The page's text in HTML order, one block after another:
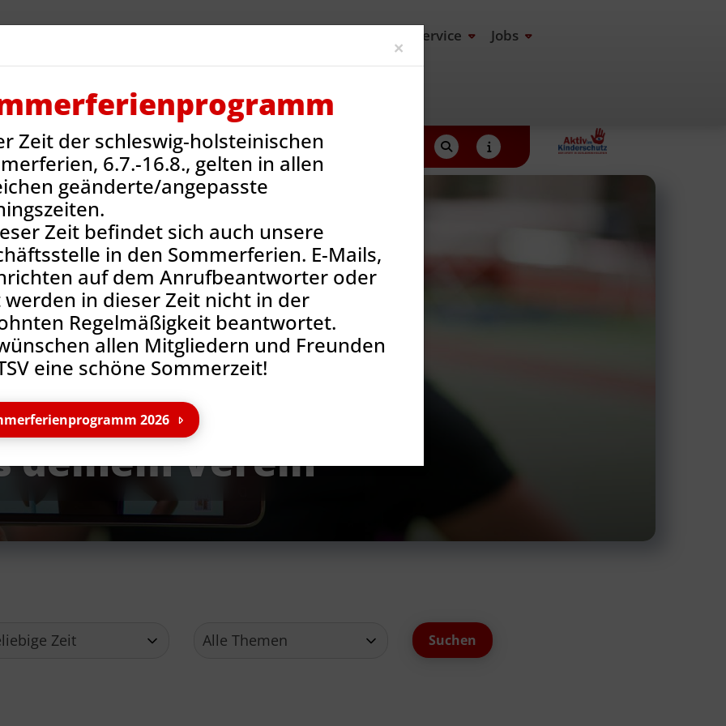
Service Jobs
Onlineshop
News Prüfung zum 3. Dan Jodo bestanden
deinem Verein
Service Geschäftsstelle
×
Zeit der schleswig-holsteinischen
6.7.-16.8., gelten in allen
geänderte/angepasste
Zeit befindet sich auch unsere
in den Sommerferien. E-Mails,
auf dem Anrufbeantworter oder
werden in dieser Zeit nicht in der
Regelmäßigkeit beantwortet.
allen Mitgliedern und Freunden
eine schöne Sommerzeit!
2026